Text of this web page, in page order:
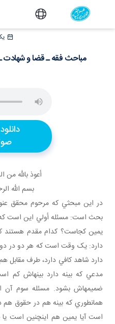
مباحث فقه ـ قضا و شهادت ـ جلسه 169
أعوذ بالله من
بسم الله
در اين مبحثي که مرحوم محقق
بحث است: مسئله أولي اين است که
يمين کجاست؟ کدام مقدم هستند
دارد: يک وقت است که هر دو در
دارد شاهد کافي دارد، طرف مقابل
مدعي که بينه دارد بينه اش کم
ضميمه اش بشود. مسئله سوم آن
همان طوري که بينه هم در حقوق
است آيا يمين هم اين چنين است يا